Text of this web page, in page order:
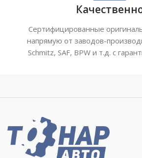
Сертифицированные
напрямую от заводов-
Schmitz, SAF, BPW и т.д. с